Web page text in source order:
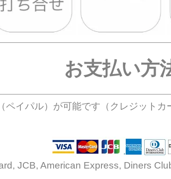
お支払い方
イパル）が可能です（クレジット
JCB, American Express, Diners